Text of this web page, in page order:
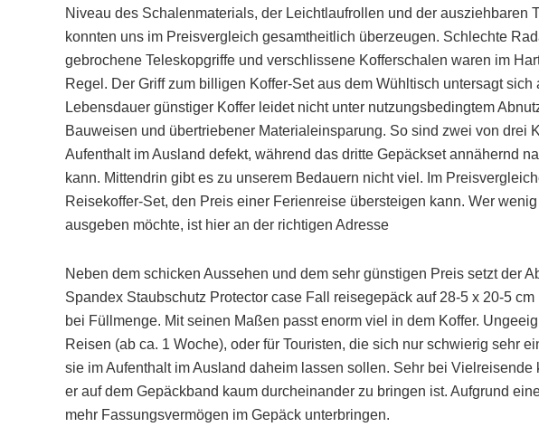
Niveau des Schalenmaterials, der Leichtlaufrollen und der ausziehbaren
konnten uns im Preisvergleich gesamtheitlich überzeugen. Schlechte
gebrochene Teleskopgriffe und verschlissene Kofferschalen waren im
Regel. Der Griff zum billigen Koffer-Set aus dem Wühltisch untersagt
Lebensdauer günstiger Koffer leidet nicht unter nutzungsbedingtem
Bauweisen und übertriebener Materialeinsparung. So sind zwei von drei
Aufenthalt im Ausland defekt, während das dritte Gepäckset annähernd
kann. Mittendrin gibt es zu unserem Bedauern nicht viel. Im
Reisekoffer-Set, den Preis einer Ferienreise übersteigen kann. Wer
ausgeben möchte, ist hier an der richtigen Adresse
Neben dem schicken Aussehen und dem sehr günstigen Preis setzt der
Spandex Staubschutz Protector case Fall reisegepäck auf 28-5 x 20-5
bei Füllmenge. Mit seinen Maßen passt enorm viel in dem Koffer.
Reisen (ab ca. 1 Woche), oder für Touristen, die sich nur schwierig sehr
sie im Aufenthalt im Ausland daheim lassen sollen. Sehr bei
er auf dem Gepäckband kaum durcheinander zu bringen ist. Aufgrund
mehr Fassungsvermögen im Gepäck unterbringen.